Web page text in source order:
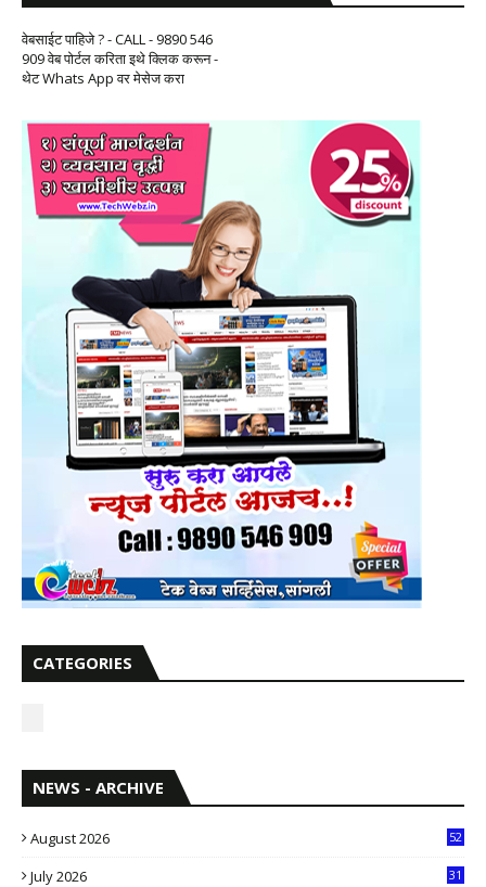
वेबसाईट पाहिजे ? - CALL - 9890 546
909 वेब पोर्टल करिता इथे क्लिक करून -
थेट Whats App वर मेसेज करा
CATEGORIES
NEWS - ARCHIVE
August 2026 52
July 2026
31